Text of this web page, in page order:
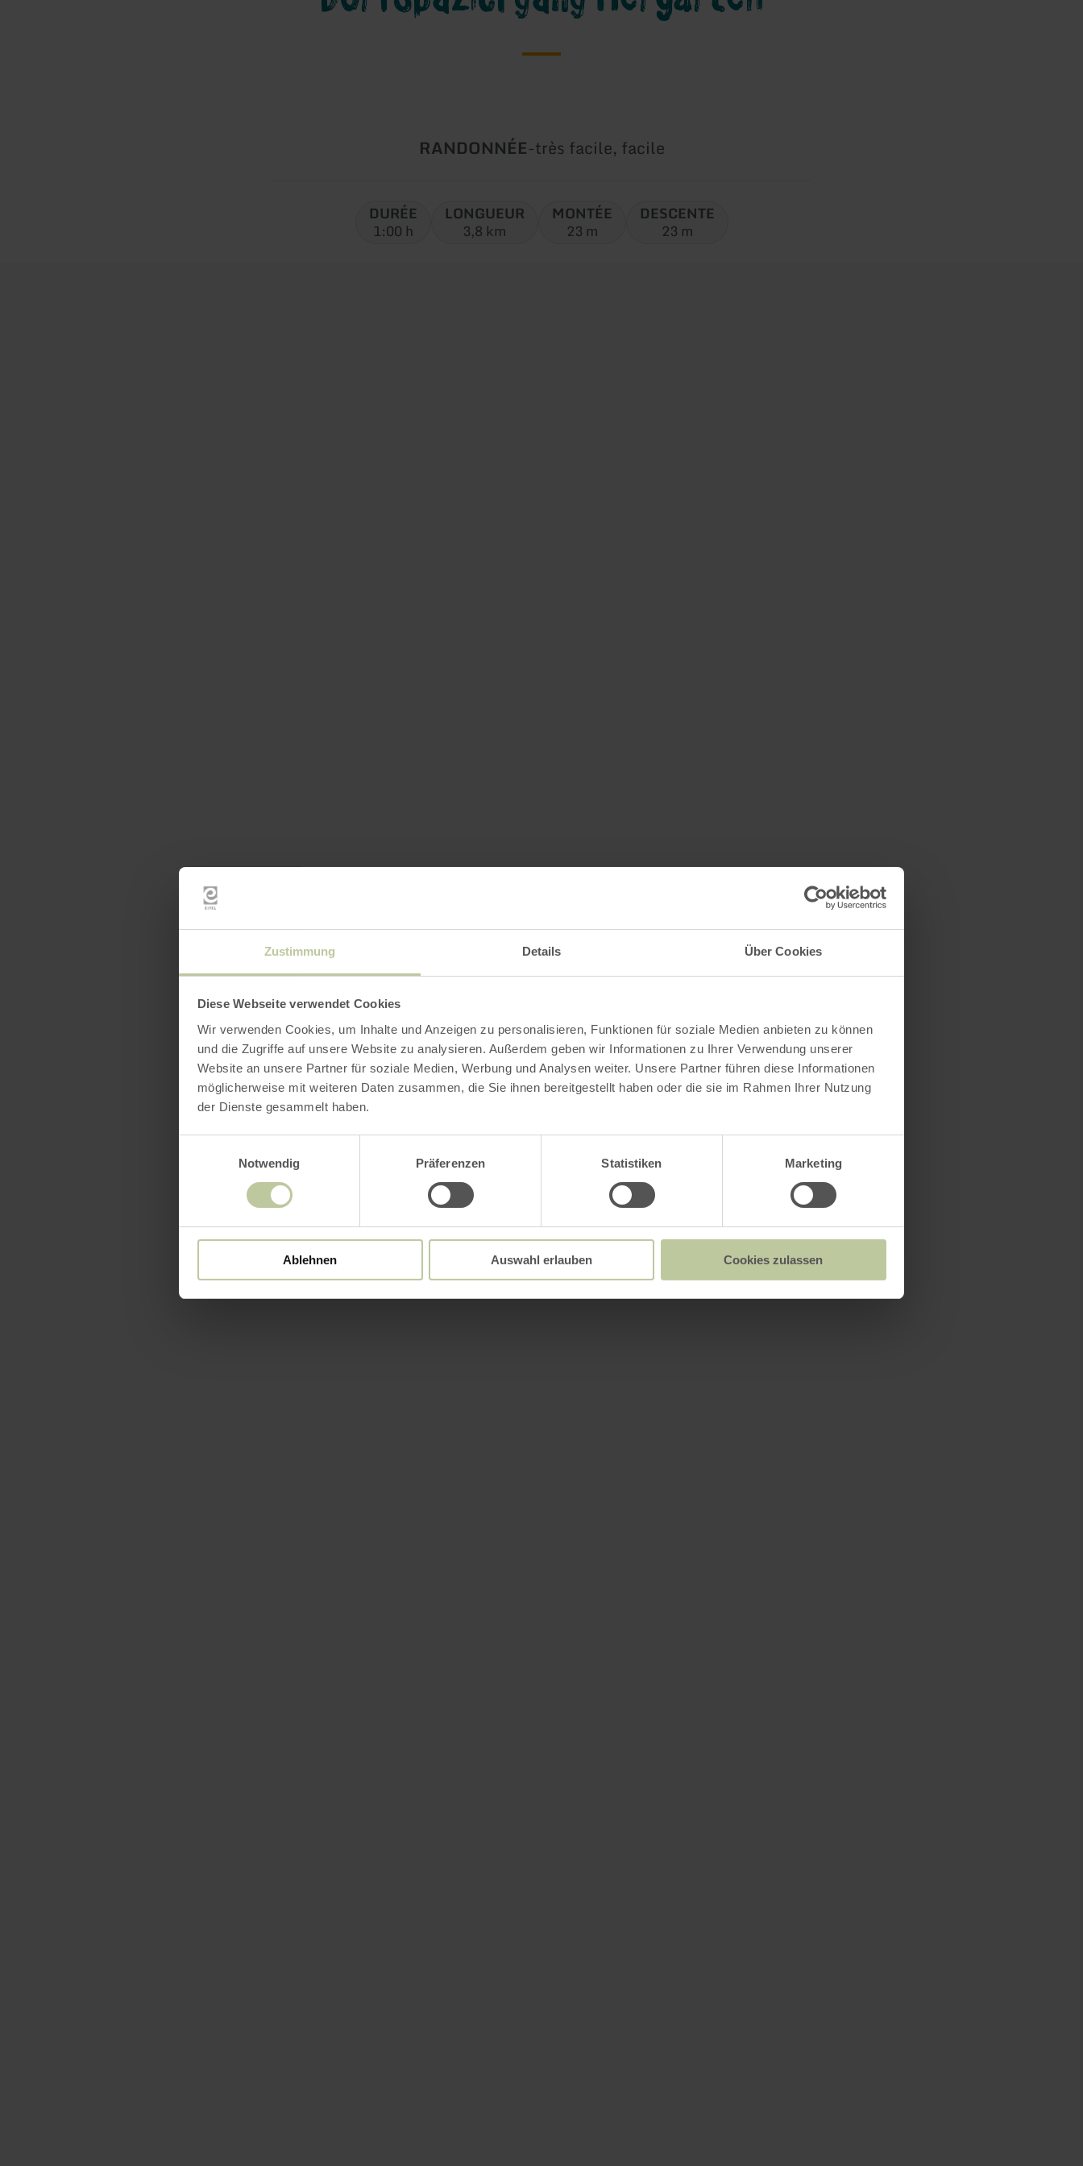
Zustimmung Details Über Cookies
Diese Webseite verwendet Cookies
Wir verwenden Cookies, um Inhalte und Anzeigen zu personalisieren, Funktionen für soziale Medien anbieten zu können
und die Zugriffe auf unsere Website zu analysieren. Außerdem geben wir Informationen zu Ihrer Verwendung unserer
Website an unsere Partner für soziale Medien, Werbung und Analysen weiter. Unsere Partner führen diese Informationen
möglicherweise mit weiteren Daten zusammen, die Sie ihnen bereitgestellt haben oder die sie im Rahmen Ihrer Nutzung
der Dienste gesammelt haben.
Notwendig
Präferenzen Statistiken Marketing
Ablehnen Auswahl erlauben Cookies zulassen
Type
RANDONNÉE-Difficulté:
très facile, facile
DURÉE
1:00 h
LONGUEUR
3,8 km
MONTÉE
23 m
DESCENTE
23 m